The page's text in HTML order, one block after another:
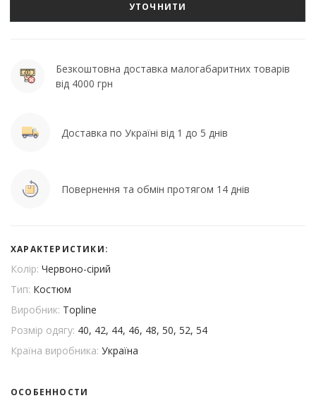
УТОЧНИТИ
Безкоштовна доставка малогабаритних товарів
від 4000 грн
Доставка по Україні від 1 до 5 днів
Повернення та обмін протягом 14 днів
ХАРАКТЕРИСТИКИ:
Колір: Червоно-сірий
Тип: Костюм
Виробник: Topline
Розмір одягу: 40, 42, 44, 46, 48, 50, 52, 54
Країна виробника: Україна
ОСОБЕННОСТИ